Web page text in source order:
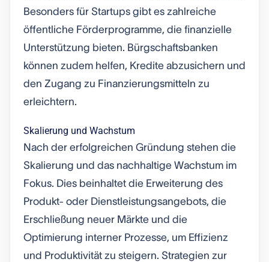
Besonders für Startups gibt es zahlreiche
öffentliche Förderprogramme, die finanzielle
Unterstützung bieten. Bürgschaftsbanken
können zudem helfen, Kredite abzusichern und
den Zugang zu Finanzierungsmitteln zu
erleichtern.
Skalierung und Wachstum
Nach der erfolgreichen Gründung stehen die
Skalierung und das nachhaltige Wachstum im
Fokus. Dies beinhaltet die Erweiterung des
Produkt- oder Dienstleistungsangebots, die
Erschließung neuer Märkte und die
Optimierung interner Prozesse, um Effizienz
und Produktivität zu steigern. Strategien zur